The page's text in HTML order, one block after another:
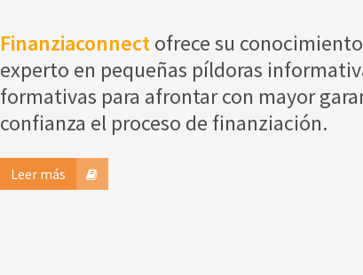
Finanziaconnectofrece su conocimiento
experto en pequeñas píldoras
formativas para afrontar con mayor
confianza el proceso de finanziación.
Leer más